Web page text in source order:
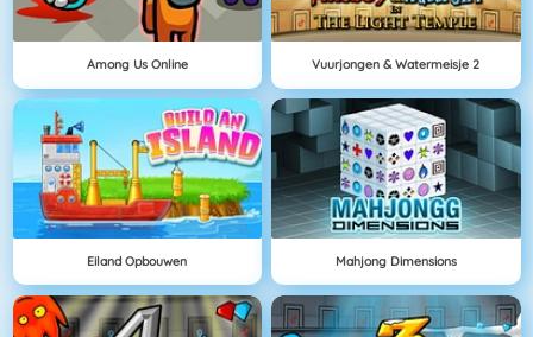
Among Us Online Vuurjongen & Watermeisje 2
Eiland Opbouwen Mahjong Dimensions